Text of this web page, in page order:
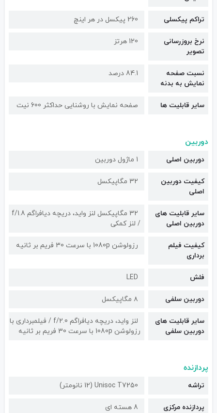
تراکم پیکسلی 260 پیکسل در هر اینچ
نرخ بروزرسانی
تصویر
120 هرتز
نسبت صفحه
نمایش به بدنه
84.1 درصد
سایر قابلیت ها صفحه نمایش با روشنایی حداکثر 600 نیت
دوربین
دوربین اصلی 1 ماژول دوربین
کیفیت دوربین‌
اصلی
32 مگاپیکسل
سایر قابلیت های
دوربین اصلی
32 مگاپیکسل لنز واید، دریچه دیافراگم f/1.8
/ لنز کمکی
کیفیت فیلم
برداری
رزولوشن 1080p با سرعت 30 فریم بر ثانیه
فلش LED
دوربین سلفی ۸ مگاپیکسل
سایر قابلیت های
دوربین سلفی
لنز واید، دریچه دیافراگم f/2.0 / فیلمبرداری با
رزولوشن 1080p با سرعت 30 فریم بر ثانیه
پردازنده
تراشه Unisoc T7250 (12 نانومتر)
پردازنده مرکزی 8 هسته ای